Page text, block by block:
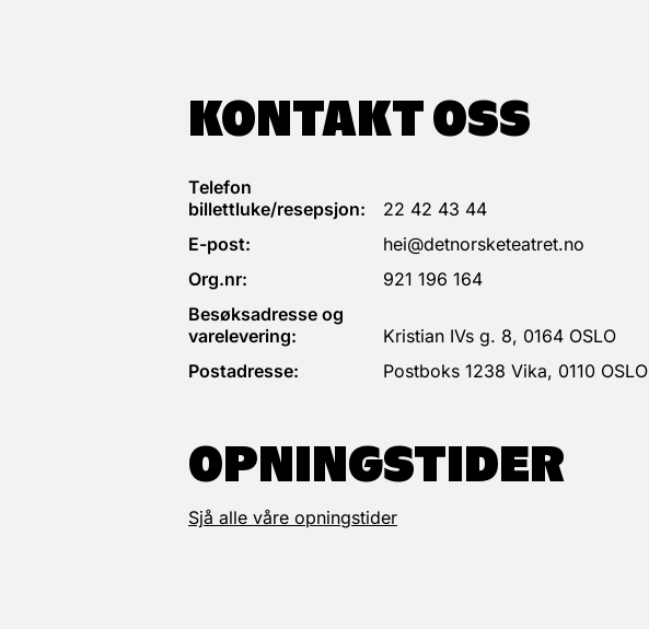
KONTAKT OSS
Telefon
billettluke/resepsjon:
22 42 43 44
E-post:
hei@detnorsketeatret.no
Org.nr:
921 196 164
Besøksadresse og
varelevering:
Kristian IVs g. 8, 0164 OSLO
Postadresse:
Postboks 1238 Vika, 0110 OSLO
OPNINGSTIDER
Sjå alle våre opningstider